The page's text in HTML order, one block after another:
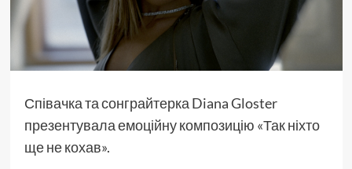
Співачка та сонграйтерка Diana Gloster
презентувала емоційну композицію «Так ніхто
ще не кохав».